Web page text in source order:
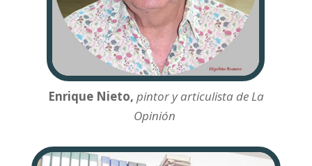
Enrique Nieto, pintor y articulista de La
Opinión